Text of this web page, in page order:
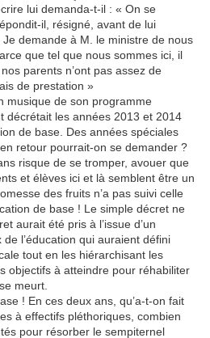
lui demanda-t-il : « On se
il, résigné, avant de lui
demande à M. le ministre de nous
que tel que nous sommes ici, il
parents n’ont pas assez de
de prestation »
musique de son programme
décrétait les années 2013 et 2014
de base. Des années spéciales
retour pourrait-on se demander ?
risque de se tromper, avouer que
et élèves ici et là semblent être un
des fruits n’a pas suivi celle
de base ! Le simple décret ne
aurait été pris à l’issue d’un
l’éducation qui auraient défini
tout en les hiérarchisant les
objectifs à atteindre pour réhabiliter
meurt.
! En ces deux ans, qu’a-t-on fait
à effectifs pléthoriques, combien
pour résorber le sempiternel